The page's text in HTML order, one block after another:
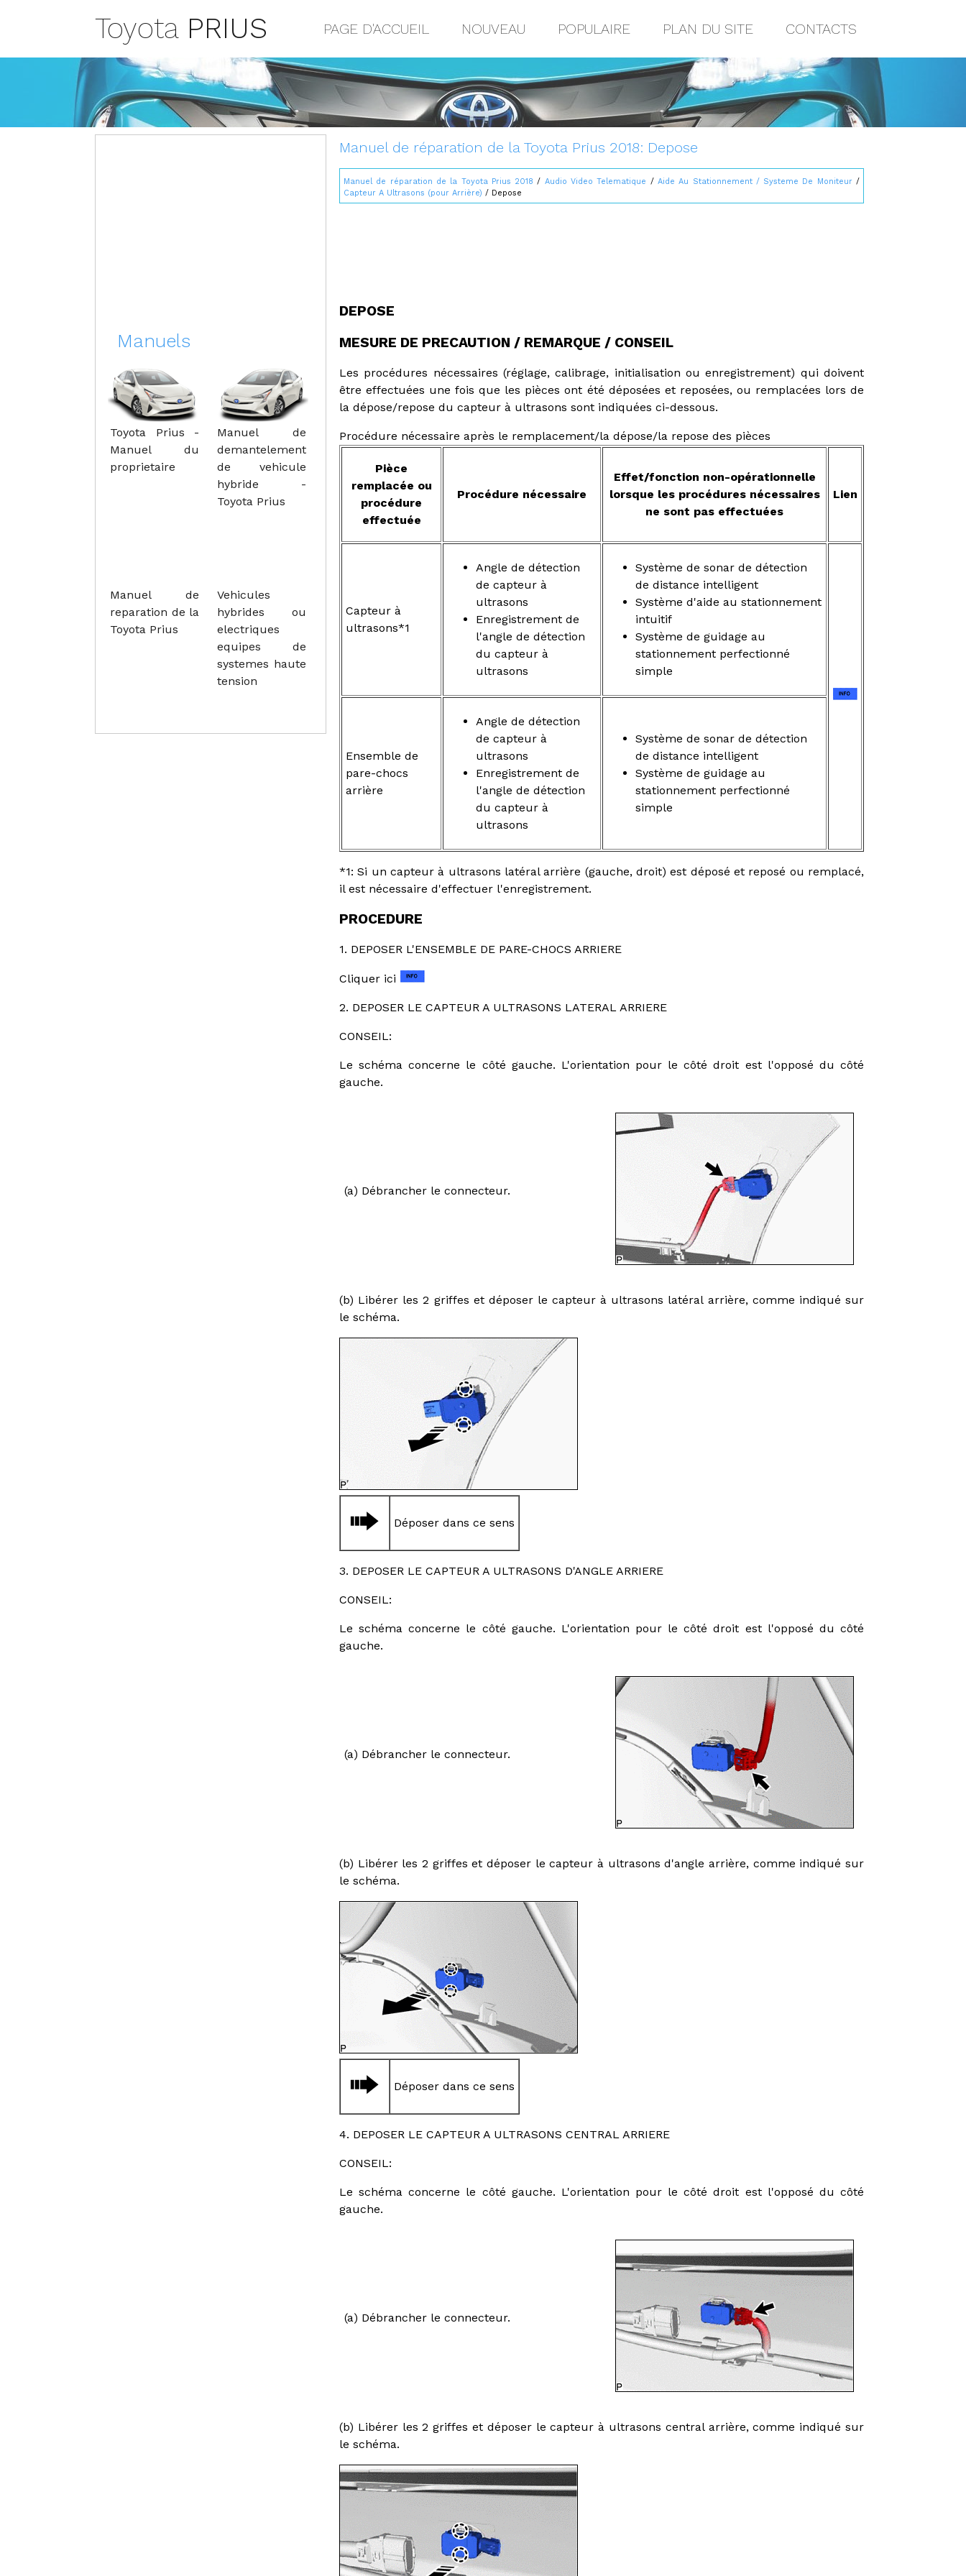
Toyota PRIUS PAGE D'ACCUEIL NOUVEAU POPULAIRE PLAN DU SITE CONTACTS
Manuel de réparation de la Toyota Prius 2018: Depose
Manuel de réparation de la Toyota Prius 2018 / Audio Video Telematique / Aide Au Stationnement / Systeme De Moniteur/
Capteur A Ultrasons (pour Arrière) / Depose
DEPOSE
MESURE DE PRECAUTION / REMARQUE / CONSEIL
Les procédures nécessaires (réglage, calibrage, initialisation ou enregistrement) qui doivent
être effectuées une fois que les pièces ont été déposées et reposées, ou remplacées lors de
la dépose/repose du capteur à ultrasons sont indiquées ci-dessous.
Procédure nécessaire après le remplacement/la dépose/la repose des pièces
Pièce
remplacée ou
procédure
effectuée
Procédure nécessaire
Effet/fonction non-opérationnelle
lorsque les procédures nécessaires
ne sont pas effectuées
Lien
Capteur à
ultrasons*1
Angle de détection
de capteur à
ultrasons
Enregistrement de
l'angle de détection
du capteur à
ultrasons
Système de sonar de détection
de distance intelligent
Système d'aide au stationnement
intuitif
Système de guidage au
stationnement perfectionné
simple
Ensemble de
pare-chocs
arrière
Angle de détection
de capteur à
ultrasons
Enregistrement de
l'angle de détection
du capteur à
ultrasons
Système de sonar de détection
de distance intelligent
Système de guidage au
stationnement perfectionné
simple
*1: Si un capteur à ultrasons latéral arrière (gauche, droit) est déposé et reposé ou remplacé,
il est nécessaire d'effectuer l'enregistrement.
PROCEDURE
1. DEPOSER L'ENSEMBLE DE PARE-CHOCS ARRIERE
Cliquer ici
2. DEPOSER LE CAPTEUR A ULTRASONS LATERAL ARRIERE
CONSEIL:
Le schéma concerne le côté gauche. L'orientation pour le côté droit est l'opposé du côté
gauche.
(a) Débrancher le connecteur.
(b) Libérer les 2 griffes et déposer le capteur à ultrasons latéral arrière, comme indiqué sur
le schéma.
Déposer dans ce sens
3. DEPOSER LE CAPTEUR A ULTRASONS D'ANGLE ARRIERE
CONSEIL:
Le schéma concerne le côté gauche. L'orientation pour le côté droit est l'opposé du côté
gauche.
(a) Débrancher le connecteur.
(b) Libérer les 2 griffes et déposer le capteur à ultrasons d'angle arrière, comme indiqué sur
le schéma.
Déposer dans ce sens
4. DEPOSER LE CAPTEUR A ULTRASONS CENTRAL ARRIERE
CONSEIL:
Le schéma concerne le côté gauche. L'orientation pour le côté droit est l'opposé du côté
gauche.
(a) Débrancher le connecteur.
(b) Libérer les 2 griffes et déposer le capteur à ultrasons central arrière, comme indiqué sur
le schéma.
Manuels
Toyota Prius -
Manuel du
proprietaire
Manuel de
demantelement
de vehicule
hybride -
Toyota Prius
Manuel de
reparation de la
Toyota Prius
Vehicules
hybrides ou
electriques
equipes de
systemes haute
tension